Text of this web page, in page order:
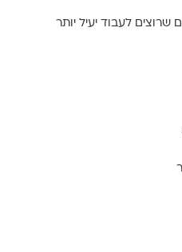
שרוצים לעבודיעיל יותר